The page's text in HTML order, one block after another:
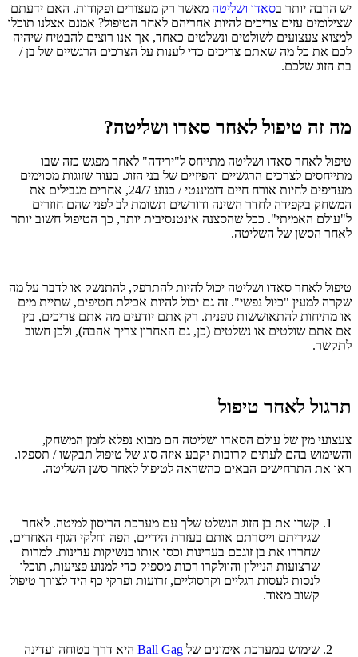
יש הרבה יותר בסאדו ושליטה מאשר רק מעצורים ופקודות. האם ידעתם
שצילומים עזים צריכים להיות אחריהם לאחר הטיפול? אמנם אצלנו תוכלו
למצוא צעצועים לשולטים ונשלטים כאחד, אך אנו רוצים להבטיח שיהיה
לכם את כל מה שאתם צריכים כדי לענות על הצרכים הרגשיים של בן /
בת הזוג שלכם.
מה זה טיפול לאחר סאדו ושליטה?
טיפול לאחר סאדו ושליטה מתייחס ל"ירידה" לאחר מפגש כזה שבו
מתייחסים לצרכים הרגשיים והפיזיים של בני הזוג. בעוד שזוגות מסוימים
מעדיפים לחיות אורח חיים דומיננטי / כנוע 24/7, אחרים מגבילים את
המשחק בקפידה לחדר השינה ודורשים תשומת לב לפני שהם חוזרים
ל"עולם האמיתי". ככל שהסצנה אינטנסיבית יותר, כך הטיפול חשוב יותר
לאחר הסשן של השליטה.
טיפול לאחר סאדו ושליטה יכול להיות להתרפק, להתנשק או לדבר על מה
שקרה למעין "כיול נפשי". זה גם יכול להיות אכילת חטיפים, שתיית מים
או מתיחות להתאוששות גופנית. רק אתם יודעים מה אתם צריכים, בין
אם אתם שולטים או נשלטים (כן, גם האחרון צריך אהבה), ולכן חשוב
לתקשר.
תרגול לאחר טיפול
צעצועי מין של עולם הסאדו ושליטה הם מבוא נפלא לזמן המשחק,
והשימוש בהם לעתים קרובות יקבע איזה סוג של טיפול תבקשו / תספקו.
ראו את התרחישים הבאים כהשראה לטיפול לאחר סשן השליטה.
קשרו את בן הזוג הנשלט שלך עם מערכת הריסון למיטה. לאחר
שגיריתם וייסרתם אותם בעזרת הידיים, הפה וחלקי הגוף האחרים,
שחררו את בן זוגכם בעדינות וכסו אותו בנשיקות עדינות. למרות
שרצועות הניילון והוולקרו רכות מספיק כדי למנוע פציעות, תוכלו
לנסות לעסות רגליים וקרסוליים, זרועות ופרקי כף היד לצורך טיפול
קשוב מאוד.
שימוש במערכת אימונים של Ball Gag היא דרך בטוחה ועדינה